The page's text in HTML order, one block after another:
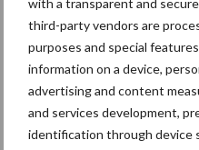
third-party vendors are
purposes and special
information on a device,
advertising and content
and services development,
identification through device
Recent nieuws
6 aug